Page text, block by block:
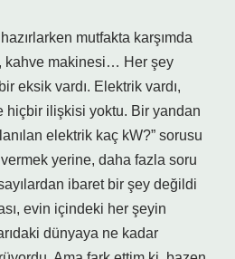
mutfakta karşımda
kahve makinesi… Her şey
eksik vardı. Elektrik vardı,
hiçbir ilişkisi yoktu. Bir yandan
elektrik kaç kW?” sorusu
yerine, daha fazla soru
ibaret bir şey değildi
evin içindeki her şeyin
dünyaya ne kadar